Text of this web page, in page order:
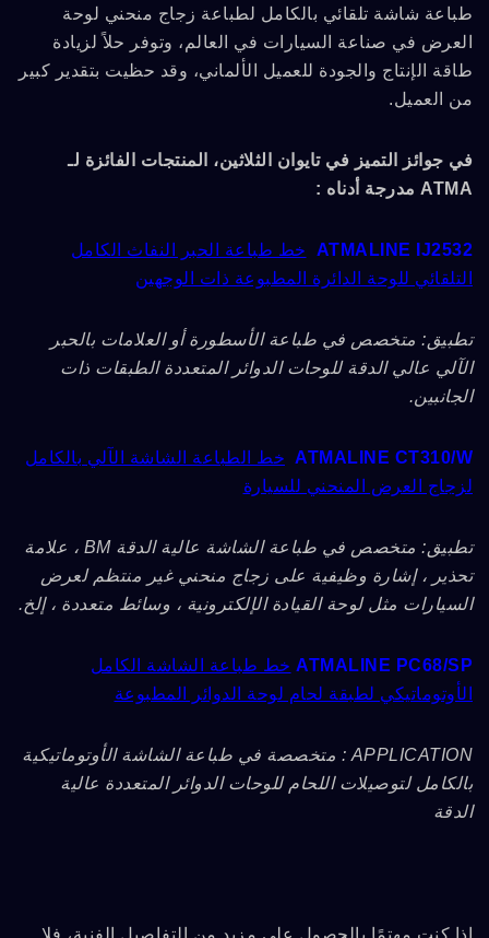
طباعة شاشة تلقائي بالكامل لطباعة زجاج منحني لوحة
العرض في صناعة السيارات في العالم، وتوفر حلاً لزيادة
طاقة الإنتاج والجودة للعميل الألماني، وقد حظيت بتقدير كبير
من العميل.
في جوائز التميز في تايوان الثلاثين، المنتجات الفائزة لـ
ATMA مدرجة أدناه :
ATMALINE IJ2532
خط طباعة الحبر النفاث الكامل
التلقائي للوحة الدائرة المطبوعة ذات الوجهين
تطبيق: متخصص في طباعة الأسطورة أو العلامات بالحبر
الآلي عالي الدقة للوحات الدوائر المتعددة الطبقات ذات
الجانبين.
ATMALINE CT310/W
خط الطباعة الشاشة الآلي بالكامل
لزجاج العرض المنحني للسيارة
تطبيق: متخصص في طباعة الشاشة عالية الدقة BM ، علامة
تحذير ، إشارة وظيفية على زجاج منحني غير منتظم لعرض
السيارات مثل لوحة القيادة الإلكترونية ، وسائط متعددة ، إلخ.
ATMALINE PC68/SP خط طباعة الشاشة الكامل
الأوتوماتيكي لطبقة لحام لوحة الدوائر المطبوعة
APPLICATION : متخصصة في طباعة الشاشة الأوتوماتيكية
بالكامل لتوصيلات اللحام للوحات الدوائر المتعددة عالية
الدقة
إذا كنت مهتمًا بالحصول على مزيد من التفاصيل الفنية، فلا